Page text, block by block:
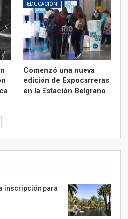
EDUCACIÓN
Comenzó una nueva
edición de Expocarreras
en la Estación Belgrano
inscripción para